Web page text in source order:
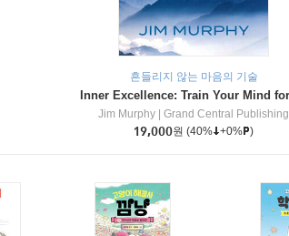
흔들리지 않는 마음의 기술
Jim Murphy
Grand Central Publishing
19,000원 (40% +0% )